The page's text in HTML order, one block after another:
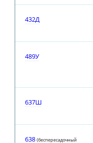
432Д
489У
637Ш
638 (беспересадочный